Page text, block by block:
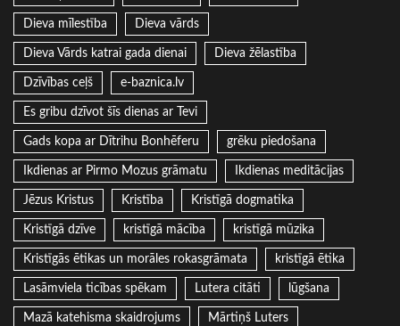
Dieva mīlestība Dieva vārds
Dieva Vārds katrai gada dienai Dieva žēlastība
Dzīvības ceļš e-baznica.lv
Es gribu dzīvot šīs dienas ar Tevi
Gads kopa ar Dītrihu Bonhēferu grēku piedošana
Ikdienas ar Pirmo Mozus grāmatu Ikdienas meditācijas
Jēzus Kristus Kristība Kristīgā dogmatika
Kristīgā dzīve kristīgā mācība kristīgā mūzika
Kristīgās ētikas un morāles rokasgrāmata kristīgā ētika
Lasāmviela ticības spēkam Lutera citāti lūgšana
Mazā katehisma skaidrojums Mārtiņš Luters